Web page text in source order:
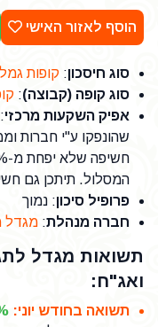
הוסף לאזור האישי
סוג חיסכון: קופות גמל
סוג קופה (קבוצה):
אפיק השקעות מרכזי
שהונפקו ע"י חברות
המסלול. תיתכן גם
פרופיל סיכון: נמוך
חברה מנהלת: מגדל
תשואות מגדל
ואג"ח:
תשואה בחודש יוני: